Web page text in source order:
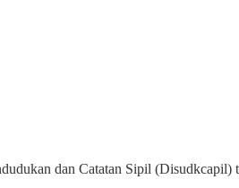
dan Catatan Sipil (Disudkcapil)